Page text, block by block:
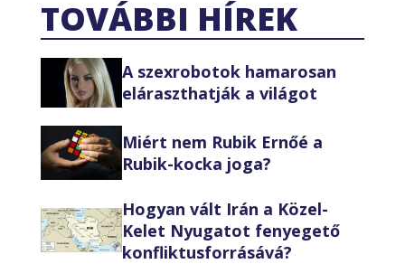
TOVÁBBI HÍREK
A szexrobotok hamarosan
eláraszthatják a világot
Miért nem Rubik Ernőé a
Rubik-kocka joga?
Hogyan vált Irán a Közel-
Kelet Nyugatot fenyegető
konfliktusforrásává?